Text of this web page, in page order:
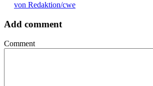
von Redaktion/cwe
Add comment
Comment